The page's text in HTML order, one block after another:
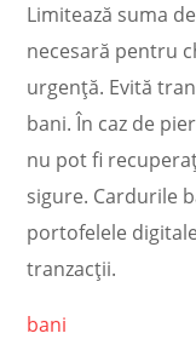
Limitează suma
necesară pentru
urgență. Evită
bani. În caz de
nu pot fi
sigure. Cardurile
portofelele
tranzacții.
bani